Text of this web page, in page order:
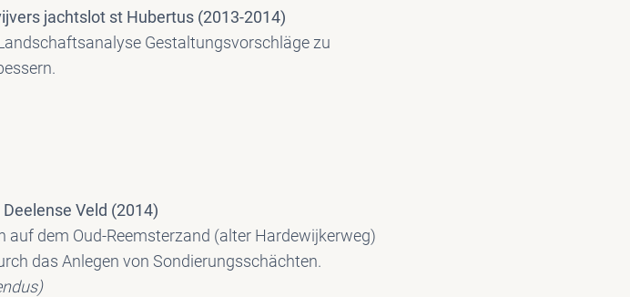
jachtslot st Hubertus (2013-2014)
Gestaltungsvorschläge zu
Veld (2014)
dem Oud-Reemsterzand (alter Hardewijkerweg)
das Anlegen von Sondierungsschächten.